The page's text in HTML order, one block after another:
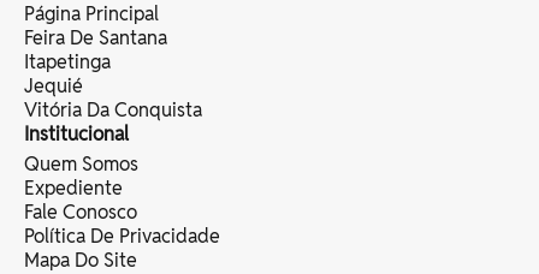
Página Principal
Feira De Santana
Itapetinga
Jequié
Vitória Da Conquista
Institucional
Quem Somos
Expediente
Fale Conosco
Política De Privacidade
Mapa Do Site